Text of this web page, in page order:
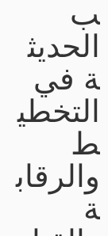
ب
الحديث
ة في
التخطي
ط
والرقاب
ة